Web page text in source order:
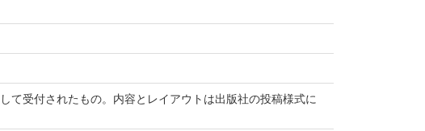
て受付されたもの。内容とレイアウトは出版社の投稿様式に